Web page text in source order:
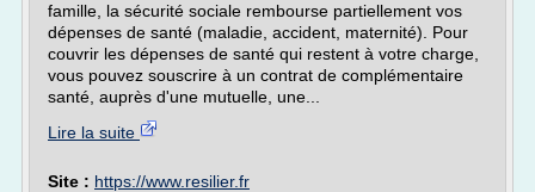
famille, la sécurité sociale rembourse partiellement vos
dépenses de santé (maladie, accident, maternité). Pour
couvrir les dépenses de santé qui restent à votre charge,
vous pouvez souscrire à un contrat de complémentaire
santé, auprès d'une mutuelle, une...
Lire la suite
Site : https://www.resilier.fr